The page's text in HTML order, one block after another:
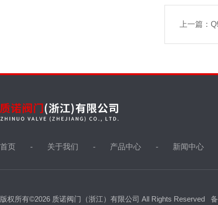
上一篇：
首页 关于我们 产品中心 新闻中心
版权所有©2026 质诺阀门（浙江）有限公司 All Rights Reserved